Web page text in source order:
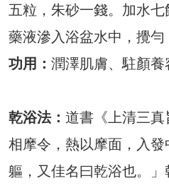
五粒，朱砂一錢。加水
藥液滲入浴盆水中，攪勻
功用： 潤澤肌膚、駐顏養
乾浴法： 道書《上清三
相摩令，熱以摩面，入
軀，又佳名曰乾浴也。